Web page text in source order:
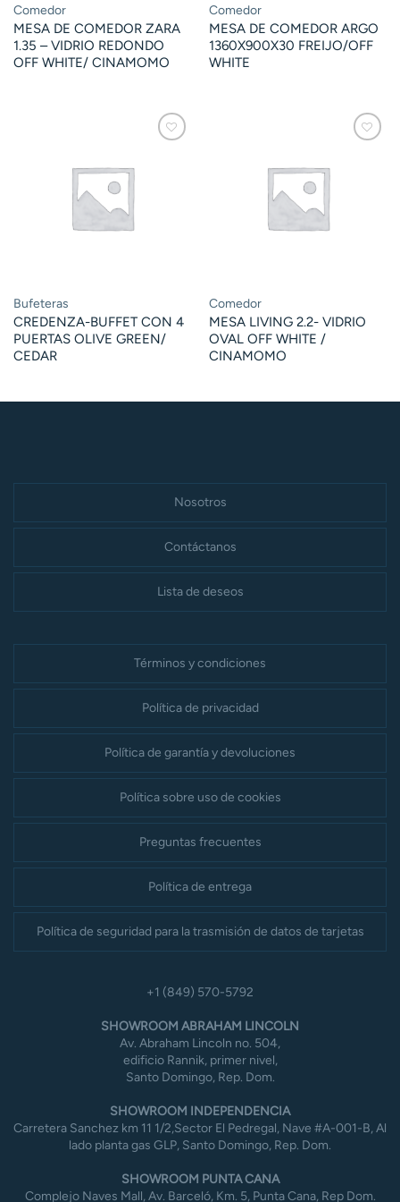
Comedor
MESA DE COMEDOR ZARA
1.35 – VIDRIO REDONDO
OFF WHITE/ CINAMOMO
Comedor
MESA DE COMEDOR ARGO
1360X900X30 FREIJO/OFF
WHITE
Bufeteras
CREDENZA-BUFFET CON 4
PUERTAS OLIVE GREEN/
CEDAR
Comedor
MESA LIVING 2.2- VIDRIO
OVAL OFF WHITE /
CINAMOMO
Nosotros
Contáctanos
Lista de deseos
Términos y condiciones
Política de privacidad
Política de garantía y devoluciones
Política sobre uso de cookies
Preguntas frecuentes
Política de entrega
Política de seguridad para la trasmisión de datos de tarjetas
+1 (849) 570-5792
SHOWROOM ABRAHAM LINCOLN
Av. Abraham Lincoln no. 504,
edificio Rannik, primer nivel,
Santo Domingo, Rep. Dom.
SHOWROOM INDEPENDENCIA
Carretera Sanchez km 11 1/2,Sector El Pedregal, Nave #A-001-B, Al
lado planta gas GLP, Santo Domingo, Rep. Dom.
SHOWROOM PUNTA CANA
Complejo Naves Mall, Av. Barceló, Km. 5, Punta Cana, Rep Dom.